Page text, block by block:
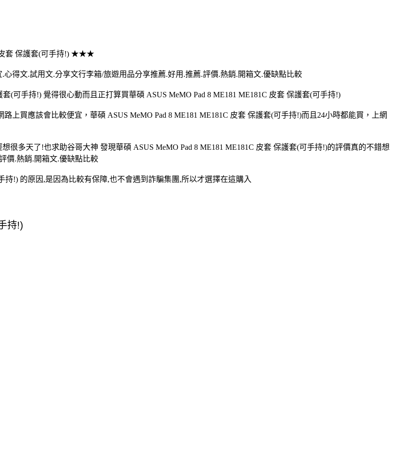
皮套 保護套(可手持!) ★★★
心得文.試用文.分享文行李箱/旅遊用品分享推薦.好用.推薦.評價.熱銷.開箱文.優缺點比較
(可手持!) 覺得很心動而且正打算買華碩 ASUS MeMO Pad 8 ME181 ME181C 皮套 保護套(可手持!)
上買應該會比較便宜，華碩 ASUS MeMO Pad 8 ME181 ME181C 皮套 保護套(可手持!)而且24小時都能買，上網
很多天了!也求助谷哥大神 發現華碩 ASUS MeMO Pad 8 ME181 ME181C 皮套 保護套(可手持!)的評價真的不錯想
價.熱銷.開箱文.優缺點比較
持!) 的原因,是因為比較有保障,也不會遇到詐騙集團,所以才選擇在這購入